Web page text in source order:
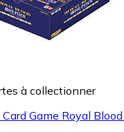
à collectionner
Game Royal